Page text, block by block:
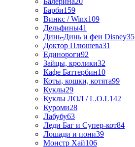
Барби159
Винкс / Winx109
Дельфины41
Динь-Динь и феи Disney35
Доктор Плюшева31
Единороги92
Зайцы, кролики32
Кафе Баттербин10
Коты, кошки, котята99
Куклы29
Куклы ЛОЛ / L.O.L142
Куроми28
Лабубу63
Леди Баг и Супер-кот84
Лошади и пони39
Монстр Хай106